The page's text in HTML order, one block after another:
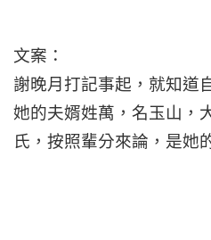
文案：
謝晚月打記事起，就知道
她的夫婿姓萬，名玉山，
氏，按照輩分來論，是她